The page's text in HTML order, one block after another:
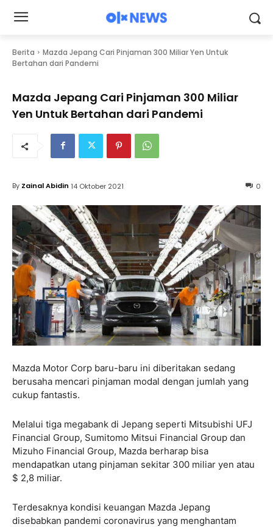
Berita
Mazda Jepang Cari Pinjaman 300 Miliar Yen Untuk
Bertahan dari Pandemi
Mazda Jepang Cari Pinjaman 300 Miliar
Yen Untuk Bertahan dari Pandemi
0
By Zainal Abidin 14 Oktober 2021
Mazda Motor Corp baru-baru ini diberitakan sedang
berusaha mencari pinjaman modal dengan jumlah yang
cukup fantastis.
Melalui tiga megabank di Jepang seperti Mitsubishi UFJ
Financial Group, Sumitomo Mitsui Financial Group dan
Mizuho Financial Group, Mazda berharap bisa
mendapatkan utang pinjaman sekitar 300 miliar yen atau
$ 2,8 miliar.
Terdesaknya kondisi keuangan Mazda Jepang
disebabkan pandemi coronavirus yang menghantam